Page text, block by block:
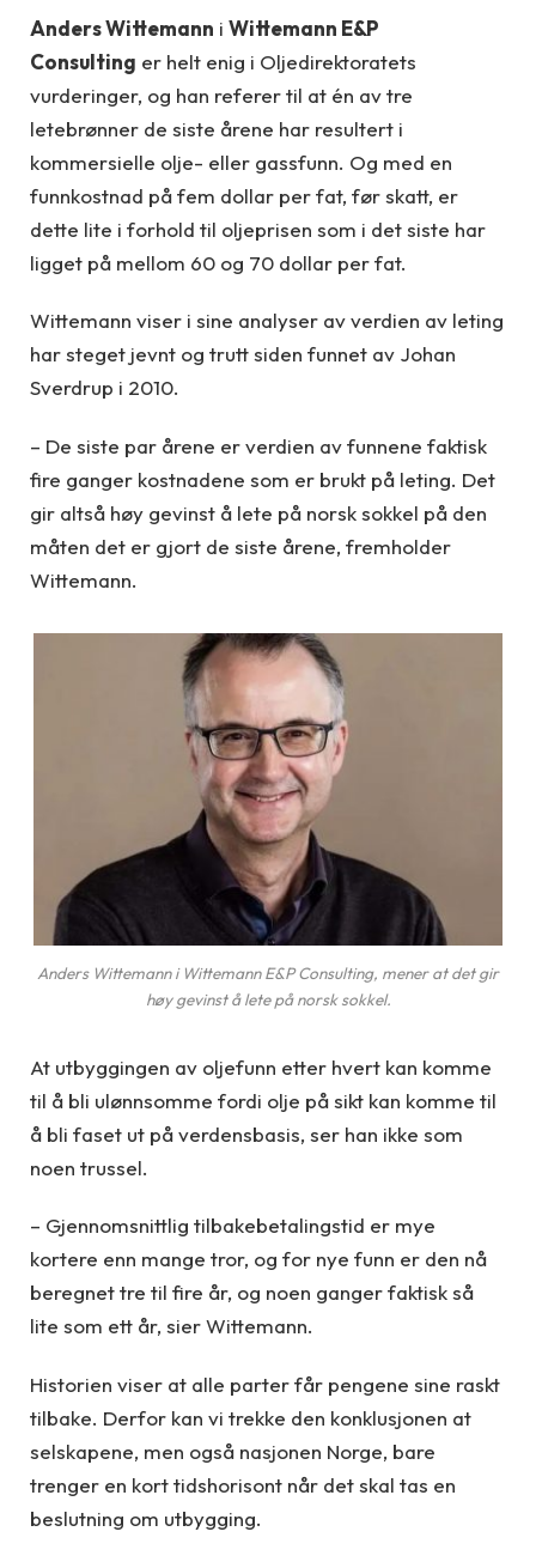
Anders Wittemann i Wittemann E&P
Consulting er helt enig i Oljedirektoratets
vurderinger, og han referer til at én av tre
letebrønner de siste årene har resultert i
kommersielle olje- eller gassfunn. Og med en
funnkostnad på fem dollar per fat, før skatt, er
dette lite i forhold til oljeprisen som i det siste har
ligget på mellom 60 og 70 dollar per fat.
Wittemann viser i sine analyser av verdien av leting
har steget jevnt og trutt siden funnet av Johan
Sverdrup i 2010.
– De siste par årene er verdien av funnene faktisk
fire ganger kostnadene som er brukt på leting. Det
gir altså høy gevinst å lete på norsk sokkel på den
måten det er gjort de siste årene, fremholder
Wittemann.
Anders Wittemann i Wittemann E&P Consulting, mener at det gir
høy gevinst å lete på norsk sokkel.
At utbyggingen av oljefunn etter hvert kan komme
til å bli ulønnsomme fordi olje på sikt kan komme til
å bli faset ut på verdensbasis, ser han ikke som
noen trussel.
– Gjennomsnittlig tilbakebetalingstid er mye
kortere enn mange tror, og for nye funn er den nå
beregnet tre til fire år, og noen ganger faktisk så
lite som ett år, sier Wittemann.
Historien viser at alle parter får pengene sine raskt
tilbake. Derfor kan vi trekke den konklusjonen at
selskapene, men også nasjonen Norge, bare
trenger en kort tidshorisont når det skal tas en
beslutning om utbygging.